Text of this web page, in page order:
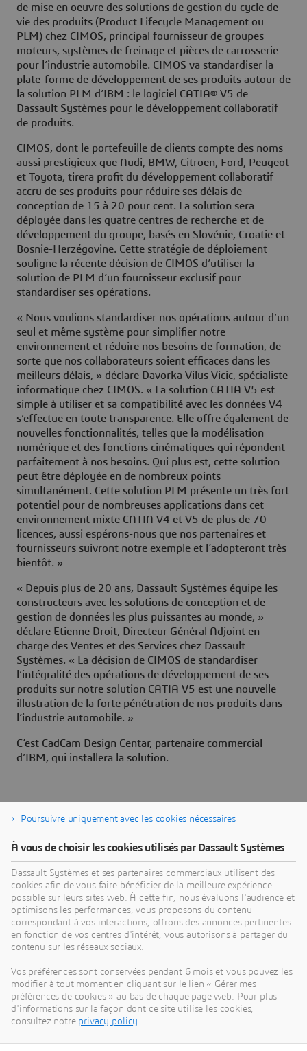
de mise en oeuvre des solutions de gestion du cycle de
vie des produits (Product Lifecycle Management ou
PLM) chez CIMOS, principal fournisseur de groupes
moteurs, systèmes de freinage et pièces de carrosserie
pour l’industrie automobile. CIMOS va standardiser la
plate-forme de développement de ses produits autour de
la solution PLM d’IBM : le logiciel CATIA® V5 de
Dassault Systèmes pour le développement collaboratif
de produits.
CIMOS, dont le portefeuille de clients compte des noms
aussi prestigieux que Audi, BMW, Citroën, Ford, Peugeot
et Toyota, tirera profit du développement collaboratif
accru de ses produits pour réduire ses délais de
conception de 15 à 20 pour cent. La solution sera
déployée dans les quatre centres de recherche et de
développement du groupe, basés en Slovénie, Croatie et
Bosnie-Herzégovine. Cette stratégie de déploiement
souligne la récente décision de CIMOS d’utiliser la
solution de PLM d’un fournisseur exclusif pour
standardiser ses opérations.
« Nous voulions standardiser nos opérations autour d’un
seul et même système pour simplifier notre
environnement et réduire nos besoins de formation, de
sorte que nos collaborateurs soient efficaces dans les
meilleurs délais, » déclare Davorka Vilus Vicic, spécialiste
informatique chez CIMOS. « La solution CATIA V5 est
simple à utiliser et sa compatibilité avec les données V4
s’effectue en toute transparence. Elle offre également de
nouvelles fonctionnalités, telles que la modélisation
numérique et des fonctions cinématiques qui répondent
parfaitement à nos besoins. Qui plus est, cette solution
peut être déployée en de nombreux points
simultanément. Cette solution PLM présente un très fort
potentiel pour de nombreuses applications dans cet
environnement mixte CATIA V4 et V5 de plus de 70
licences, aussi espérons-nous que nos partenaires et
fournisseurs suivront notre exemple et l’adopteront très
bientôt. »
« Depuis plus de 20 ans, Dassault Systèmes équipe les
constructeurs avec les solutions de conception et de
gestion de données les plus puissantes au monde, »
déclare Etienne Droit, Directeur Général Adjoint en
charge des Ventes et des Services chez Dassault
Systèmes. « La décision de CIMOS de standardiser
l’intégralité des opérations de développement de ses
produits sur notre solution CATIA V5 est une nouvelle
illustration de la forte pénétration de nos produits dans
l’industrie automobile. »
C’est CadCam Design Centar, partenaire commercial
d’IBM, qui installera la solution.
À propos de Dassault Systèmes
Dassault Systèmes est un accélérateur de progrès
humain. Depuis 1981, l'entreprise est pionnière
dans la création de mondes virtuels pour améliorer
la vie réelle des consommateurs, des patients et
3DEXPERIENCE, ses jumeaux virtuels augmentés
par l'IA et ancrés dans la science aident 390 000
entreprises, de toutes tailles et de tous secteurs, à
durables à fort impact. Pour plus d'informations,
Poursuivre uniquement avec les cookies nécessaires
À vous de choisir les cookies utilisés par Dassault Systèmes
Dassault Systèmes et ses partenaires commerciaux utilisent des
cookies afin de vous faire bénéficier de la meilleure expérience
possible sur leurs sites web. À cette fin, nous évaluons l'audience et
optimisons les performances, vous proposons du contenu
correspondant à vos interactions, offrons des annonces pertinentes
en fonction de vos centres d'intérêt, vous autorisons à partager du
contenu sur les réseaux sociaux.
Vos préférences sont conservées pendant 6 mois et vous pouvez les
modifier à tout moment en cliquant sur le lien « Gérer mes
préférences de cookies » au bas de chaque page web. Pour plus
d'informations sur la façon dont ce site utilise les cookies,
consultez notre privacy policy.